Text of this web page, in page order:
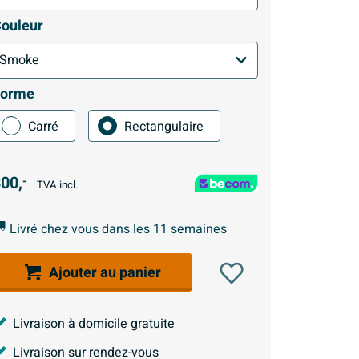
Carré Rectangulaire
- TVA incl.
Livré chez vous dans les 11 semaines
Ajouter au panier
Livraison à domicile gratuite
Livraison sur rendez-vous